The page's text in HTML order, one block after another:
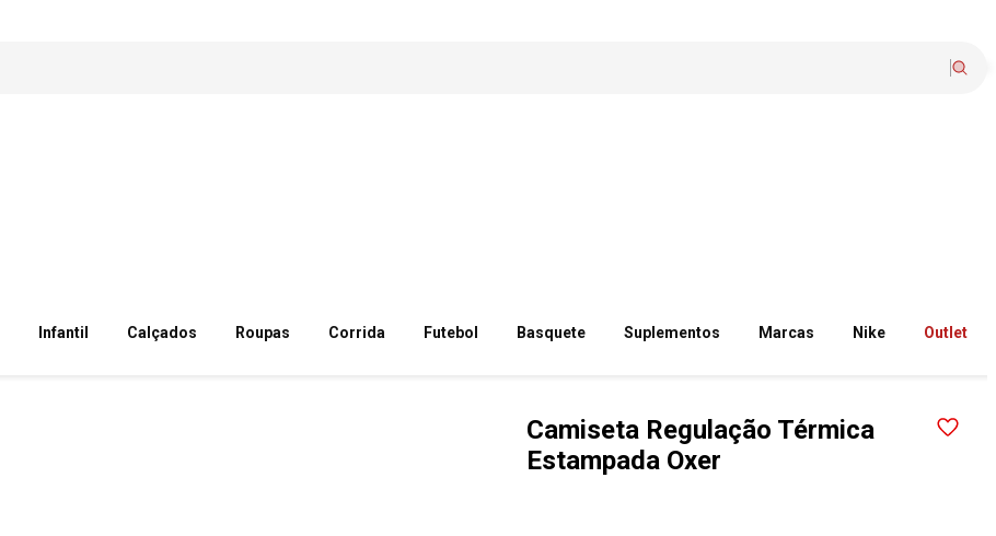
Infantil Calçados Roupas Corrida Futebol Basquete Suplementos Marcas Nike Outlet
Camiseta Regulação Térmica
Estampada Oxer